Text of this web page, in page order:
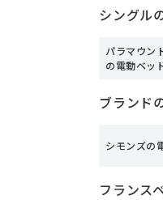
シングル
パラマウン
の電動ベッ
ブランド
シモンズの
フランス